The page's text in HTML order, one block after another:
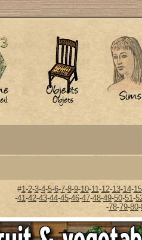
#1-2-3-4-5-6-7-8-9-10-11-12-13-14-15
-41-42-43-44-45-46-47-48-49-50-51-
-78-79-80-